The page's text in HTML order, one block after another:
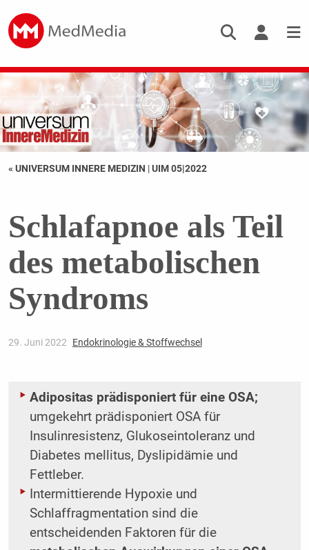
« UNIVERSUM INNERE MEDIZIN |UIM 05|2022
Schlafapnoe als Teil
des metabolischen
Syndroms
29. Juni 2022 Endokrinologie & Stoffwechsel
Adipositas prädisponiert für eine OSA;
umgekehrt prädisponiert OSA für
Insulinresistenz, Glukoseintoleranz und
Diabetes mellitus, Dyslipidämie und
Fettleber.
Intermittierende Hypoxie und
Schlaffragmentation sind die
entscheidenden Faktoren für die